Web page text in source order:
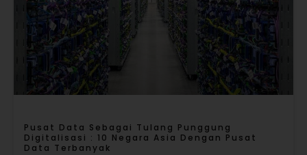
Pusat Data Sebagai Tulang Punggung
Digitalisasi : 10 Negara Asia Dengan Pusat
Data Terbanyak